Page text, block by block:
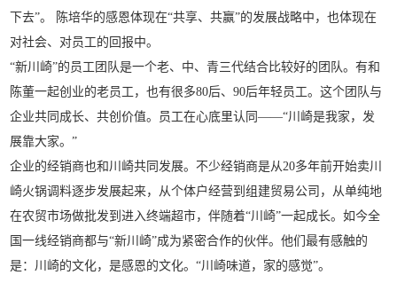
下去”。 陈培华的感恩体现在“共享、共赢”的发展战略中，也体现在
对社会、对员工的回报中。
“新川崎”的员工团队是一个老、中、青三代结合比较好的团队。有和
陈董一起创业的老员工，也有很多80后、90后年轻员工。这个团队与
企业共同成长、共创价值。员工在心底里认同——“川崎是我家，发
展靠大家。”
企业的经销商也和川崎共同发展。不少经销商是从20多年前开始卖川
崎火锅调料逐步发展起来，从个体户经营到组建贸易公司，从单纯地
在农贸市场做批发到进入终端超市，伴随着“川崎”一起成长。如今全
国一线经销商都与“新川崎”成为紧密合作的伙伴。他们最有感触的
是：川崎的文化，是感恩的文化。“川崎味道，家的感觉”。